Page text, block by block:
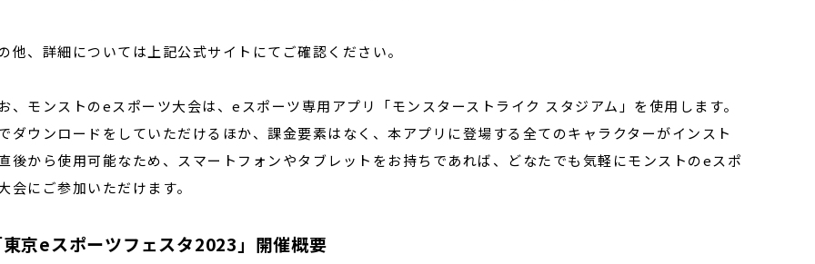
他、詳細については上記公式サイトにてご確認ください。
、モンストのeスポーツ大会は、eスポーツ専用アプリ「モンスターストライク スタジアム」を使用します。
ダウンロードをしていただけるほか、課金要素はなく、本アプリに登場する全てのキャラクターがインスト
後から使用可能なため、スマートフォンやタブレットをお持ちであれば、どなたでも気軽にモンストのeスポ
会にご参加いただけます。
京eスポーツフェスタ2023」開催概要